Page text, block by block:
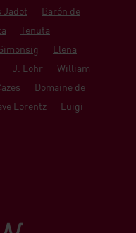
Jadot
Barón de
Tenuta
Elena
J. Lohr
William
Domaine de
Lorentz
Luigi